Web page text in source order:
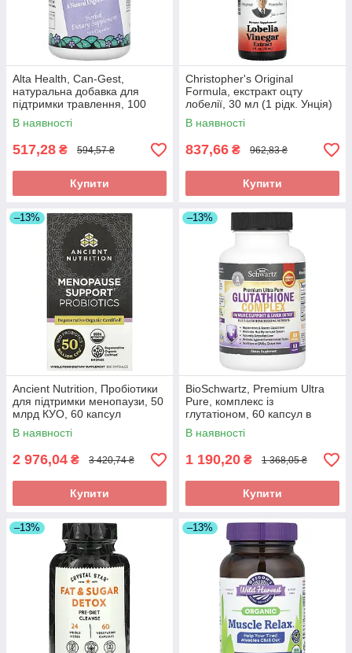
Alta Health, Can-Gest,
натуральна добавка для
підтримки травлення, 100
капсул оригінал
В наявності
517,28 ₴ 594,57 ₴
Купити
Christopher's Original
Formula, екстракт оцту
лобелії, 30 мл (1 рідк. Унція)
оригінал
В наявності
837,66 ₴ 962,83 ₴
Купити
–13%
Ancient Nutrition, Пробіотики
для підтримки менопаузи, 50
млрд КУО, 60 капсул
оригінал
В наявності
2 976,04 ₴ 3 420,74 ₴
Купити
–13%
BioSchwartz, Premium Ultra
Pure, комплекс із
глутатіоном, 60 капсул в
Україні оригінал
В наявності
1 190,20 ₴ 1 368,05 ₴
Купити
–13% –13%